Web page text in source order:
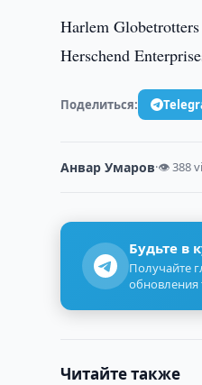
Harlem
Herschend
Поделиться:
Анвар Умаров·👁 388
Будьте в
Получайте
обновления
Читайте также